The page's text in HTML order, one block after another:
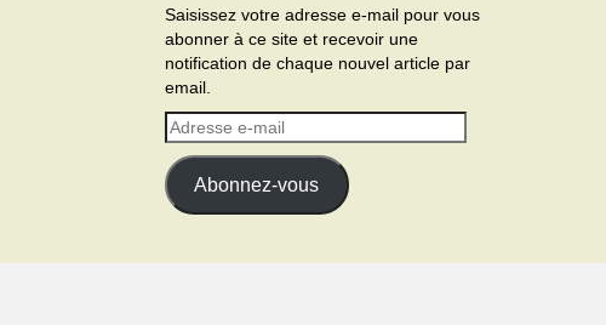
Saisissez votre adresse e-mail pour vous
abonner à ce site et recevoir une
notification de chaque nouvel article par
email.
Adresse
e-
mail
Abonnez-vous